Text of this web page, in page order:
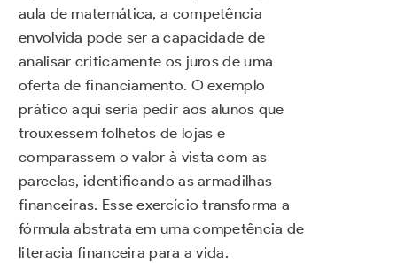
aula de matemática, a competência
envolvida pode ser a capacidade de
analisar criticamente os juros de uma
oferta de financiamento. O exemplo
prático aqui seria pedir aos alunos que
trouxessem folhetos de lojas e
comparassem o valor à vista com as
parcelas, identificando as armadilhas
financeiras. Esse exercício transforma a
fórmula abstrata em uma competência de
literacia financeira para a vida.